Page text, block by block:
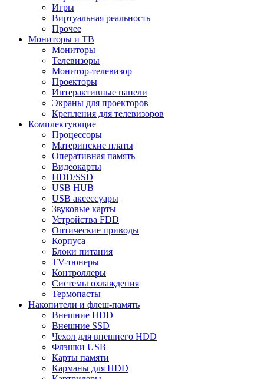
Игры
Виртуальная реальность
Прочее
Мониторы и ТВ
Мониторы
Телевизоры
Монитор-телевизор
Проекторы
Интерактивные панели
Экраны для проекторов
Крепления для телевизоров
Комплектующие
Процессоры
Материнские платы
Оперативная память
Видеокарты
HDD/SSD
USB HUB
USB аксессуары
Звуковые карты
Устройства FDD
Оптические приводы
Корпуса
Блоки питания
TV-тюнеры
Контроллеры
Системы охлаждения
Термопасты
Накопители и флеш-память
Внешние HDD
Внешние SSD
Чехол для внешнего HDD
Флэшки USB
Карты памяти
Карманы для HDD